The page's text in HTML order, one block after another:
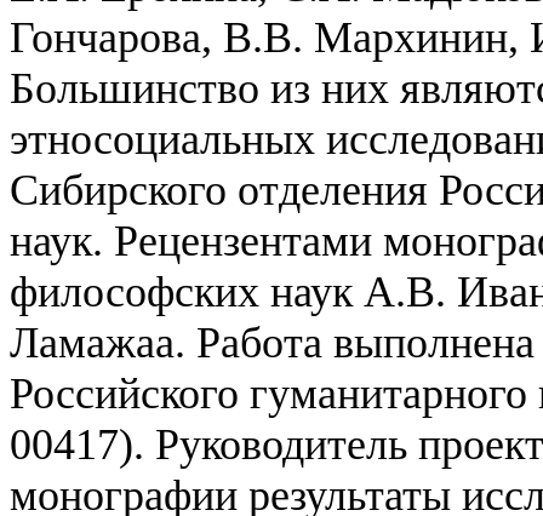
Гончарова, В.В. Мархинин,
Большинство из них
этносоциальных
Сибирского отделения
наук. Рецензентами
философских наук А.В.
Ламажаа. Работа
Российского
00417). Руководитель
монографии результаты